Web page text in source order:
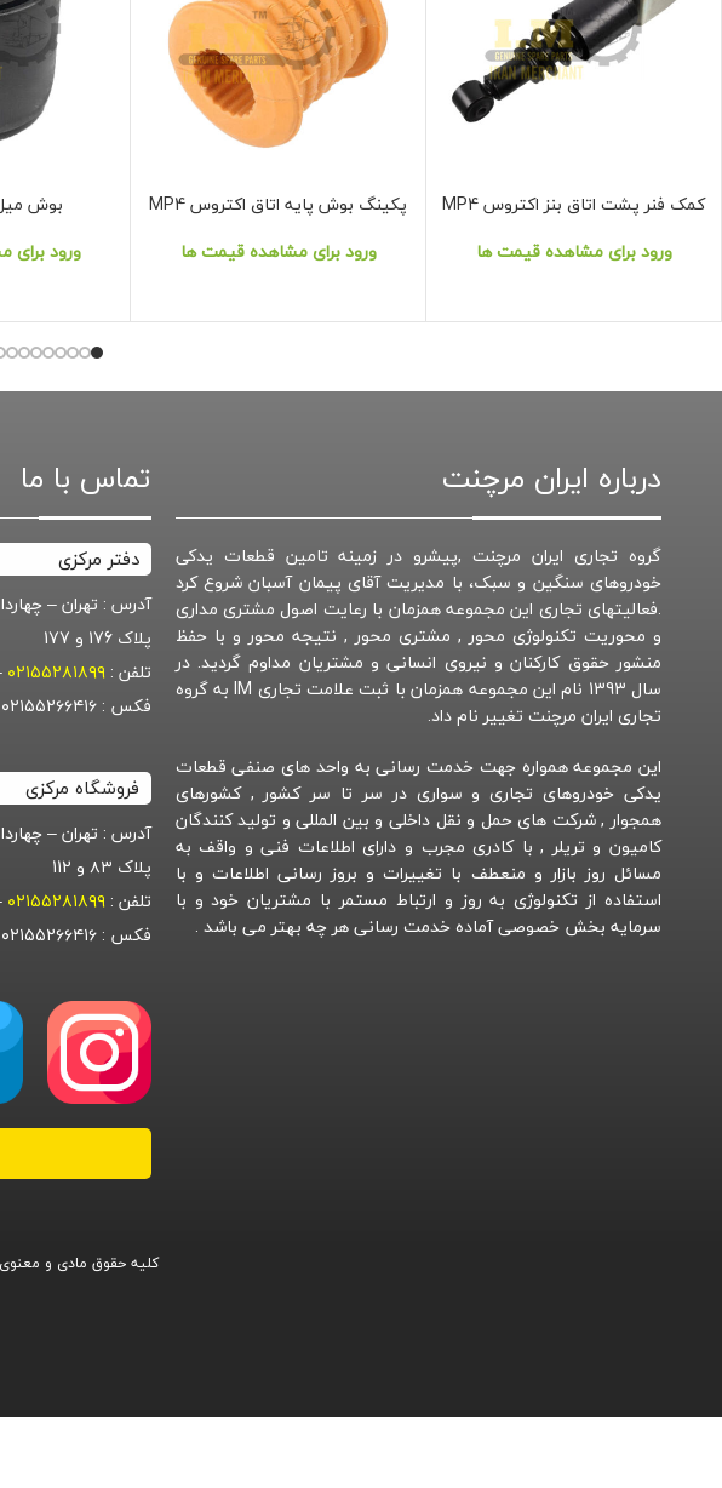
نمایش محصول
کمک فنر پشت اتاق بنز اکتروس MP4
ورود برای مشاهده قیمت ها
نمایش محصول
پکینگ بوش پایه اتاق اکتروس MP4
ورود برای مشاهده قیمت ها
نمایش محصول
بوش
ورود
درباره ایران مرچنت
گروه تجاری ایران مرچنت ,پیشرو در زمینه تامین قطعات یدکی
خودروهای سنگین و سبک، با مدیریت آقای پیمان آسبان شروع کرد
.فعالیتهای تجاری این مجموعه همزمان با رعایت اصول مشتری مداری
و محوریت تکنولوژی محور , مشتری محور , نتیجه محور و با حفظ
منشور حقوق کارکنان و نیروی انسانی و مشتریان مداوم گردید. در
سال 1393 نام این مجموعه همزمان با ثبت علامت تجاری IM به گروه
تجاری ایران مرچنت تغییر نام داد.
این مجموعه همواره جهت خدمت رسانی به واحد های صنفی قطعات
یدکی خودروهای تجاری و سواری در سر تا سر کشور , کشورهای
همجوار , شرکت های حمل و نقل داخلی و بین المللی و تولید کنندگان
کامیون و تریلر , با کادری مجرب و دارای اطلاعات فنی و واقف به
مسائل روز بازار و منعطف با تغییرات و بروز رسانی اطلاعات و با
استفاده از تکنولوژی به روز و ارتباط مستمر با مشتریان خود و با
سرمایه بخش خصوصی آماده خدمت رسانی هر چه بهتر می باشد .
تماس با ما
دفتر مرکزی
آدرس : تهران –
پلاک 176 و 177
تلفن : ۰۲۱۵۵۲۸۱۸۹۹
فکس : ۰۲۱۵۵۲۶۶۴۱۶
فروشگاه مرکزی
آدرس : تهران –
پلاک ۸۳ و 112
تلفن : ۰۲۱۵۵۲۸۱۸۹۹
فکس : ۰۲۱۵۵۲۶۶۴۱۶
کلیه حقوق مادی و